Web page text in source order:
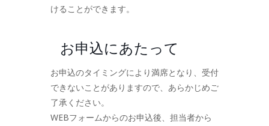
けることができます。
お申込にあたって
お申込のタイミングにより満席となり、受付
できないことがありますので、あらかじめご
了承ください。
WEBフォームからのお申込後、担当者から